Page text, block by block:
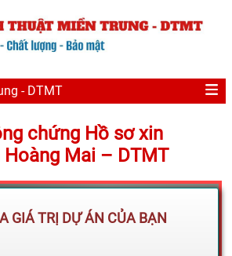
- DTMT
chứng Hồ sơ xin
Mai – DTMT
GIÁ TRỊ DỰ ÁN CỦA BẠN